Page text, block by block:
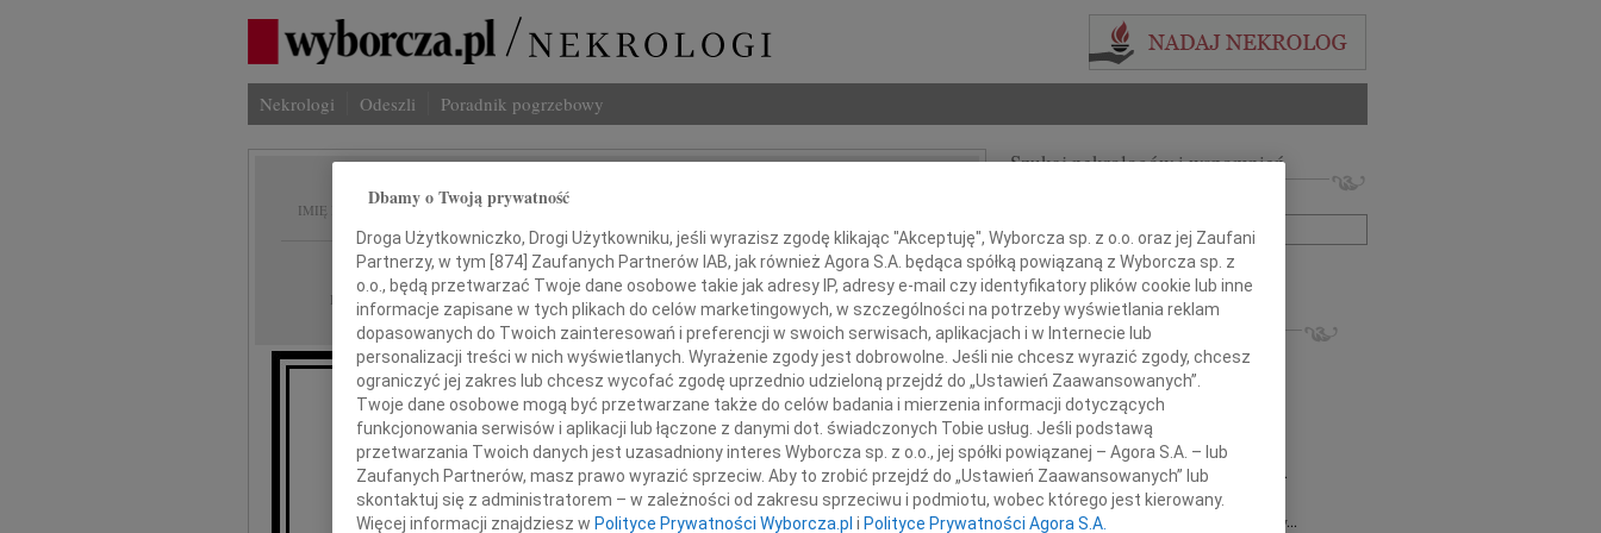
Nekrologi Odeszli Poradnik pogrzebowy
IMIĘ I NAZWISKO: Krzysztof Michalewski
REGION: Gdańsk
DATA EMISJI: 23.07.2021
Z wielkim smutkiem przyjęliśmy
wiadomość o śmierci
dra med.
Szukaj nekrologów i wspomnień
+ szukanie zaawansowane
INNE NEKROLOGI
06.08.2026Gdańsk
Drogi Piotrze Koleżanki i Koledzy z firmy...
05.08.2026Gdańsk
Nasze Koleżance Renacie Sęk w trudnych...
04.08.2026Gdańsk
Panu Piotrowi Widzowi Radnemu Sejmiku...
Zofia Mazurek03.08.2026Gdańsk
Naszej Koleżance Beacie Rumińskiej wyrazy...
Dbamy o Twoją prywatność
Droga Użytkowniczko, Drogi Użytkowniku, jeśli wyrazisz zgodę klikając "Akceptuję", Wyborcza sp. z o.o. oraz jej Zaufani
Partnerzy, w tym [ 874 ] Zaufanych Partnerów IAB, jak również Agora S.A. będąca spółką powiązaną z Wyborcza sp. z
o.o., będą przetwarzać Twoje dane osobowe takie jak adresy IP, adresy e-mail czy identyfikatory plików cookie lub inne
informacje zapisane w tych plikach do celów marketingowych, w szczególności na potrzeby wyświetlania reklam
dopasowanych do Twoich zainteresowań i preferencji w swoich serwisach, aplikacjach i w Internecie lub
personalizacji treści w nich wyświetlanych. Wyrażenie zgody jest dobrowolne. Jeśli nie chcesz wyrazić zgody, chcesz
ograniczyć jej zakres lub chcesz wycofać zgodę uprzednio udzieloną przejdź do „Ustawień Zaawansowanych”.
Twoje dane osobowe mogą być przetwarzane także do celów badania i mierzenia informacji dotyczących
funkcjonowania serwisów i aplikacji lub łączone z danymi dot. świadczonych Tobie usług. Jeśli podstawą
przetwarzania Twoich danych jest uzasadniony interes Wyborcza sp. z o.o., jej spółki powiązanej – Agora S.A. – lub
Zaufanych Partnerów, masz prawo wyrazić sprzeciw. Aby to zrobić przejdź do „Ustawień Zaawansowanych” lub
skontaktuj się z administratorem – w zależności od zakresu sprzeciwu i podmiotu, wobec którego jest kierowany.
Więcej informacji znajdziesz w Polityce Prywatności Wyborcza.pl i Polityce Prywatności Agora S.A.